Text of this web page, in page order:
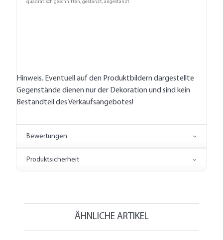
quadratisch geschnitten, gestanzt, angestanzt
Hinweis. Eventuell auf den Produktbildern dargestellte
Gegenstände dienen nur der Dekoration und sind kein
Bestandteil des Verkaufsangebotes!
Bewertungen
Produktsicherheit
ÄHNLICHE ARTIKEL